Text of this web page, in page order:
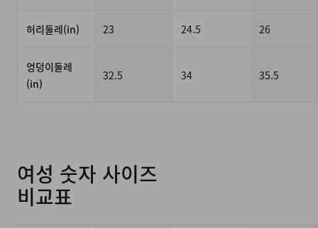
허리둘레(in) 23 24.5 26
엉덩이둘레
(in)
32.5 34 35.5
여성 숫자 사이즈
비교표